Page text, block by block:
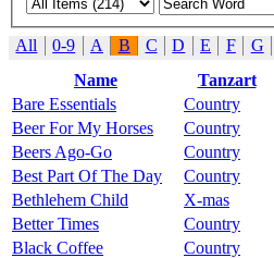
All 0-9 A B C D E F G
Name
Tanzart
Bare Essentials
Country
Beer For My Horses
Country
Beers Ago-Go
Country
Best Part Of The Day
Country
Bethlehem Child
X-mas
Better Times
Country
Black Coffee
Country